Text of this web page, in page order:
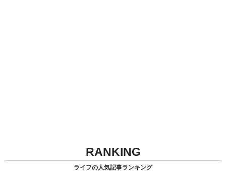
RANKING
ライフの人気記事ランキング